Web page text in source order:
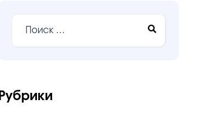
Рубрики